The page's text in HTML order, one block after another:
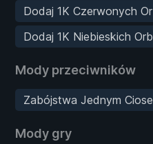
Dodaj 1K Czerwonych
Dodaj 1K Niebieskich
Mody przeciwników
Zabójstwa Jednym
Mody gry